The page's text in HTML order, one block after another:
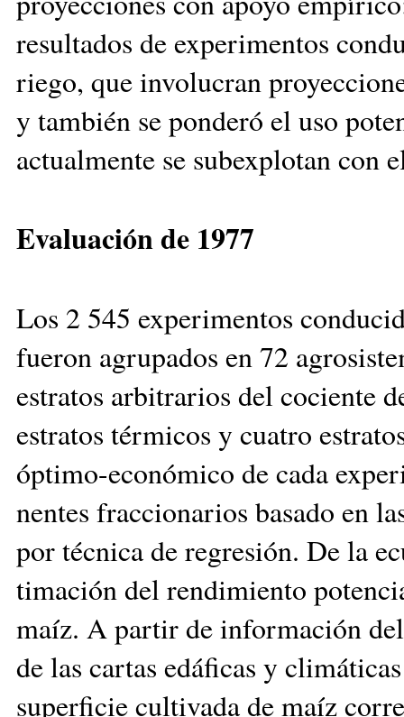
resultados de experimentos
riego, que involucran
y también se pon­de­ró el uso
actual­men­te se subexplotan con
Evaluación de 1977
Los 2 545 experimentos
fueron agrupados en 72
estratos arbitrarios del co­ciente
estratos térmicos y cuatro
óptimo-económico de cada
nen­tes fraccionarios basado en
por técni­ca de regresión. De la
timación del rendimiento
maíz. A partir de información
de las cartas edáficas y
superficie cultivada de maíz